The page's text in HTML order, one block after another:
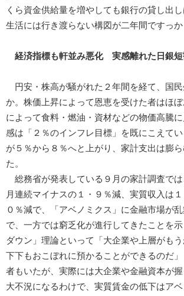
くら資金供給量を増やしても銀行の貸し出
生活には行き渡らない構図が二年間ですっか
経済指標も軒並み悪化 実感離れた日銀
円安・株高が騒がれた２年間を経て、国民
か。株価上昇によって恩恵を受けた者はほ
によって食料・燃油・資材などの物価高騰
感は「２％のインフレ目標」を既にこえて
が５％から８％へと上がり、家計支出は膨
た。
総務省が発表している９月の家計調査では
月連続マイナスの１・９％減、実質収入は１
０％減で、「アベノミクス」に金融市場が
で、一方では窮乏化が進行してきたことを
ダウン」理論といって「大企業や上層がも
下下もおこぼれに預かることができるのだ
者もいたが、実際には大企業や金融資本が
大不況になるわけで、実質賃金の低下はア